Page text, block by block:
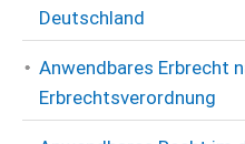
Deutschland
Anwendbares Erbrecht
Erbrechtsverordnung